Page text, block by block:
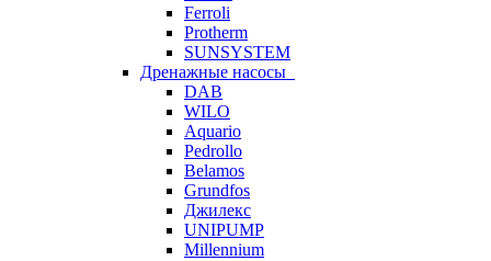
Ferroli
Protherm
SUNSYSTEM
Дренажные насосы
DAB
WILO
Aquario
Pedrollo
Belamos
Grundfos
Джилекс
UNIPUMP
Millennium